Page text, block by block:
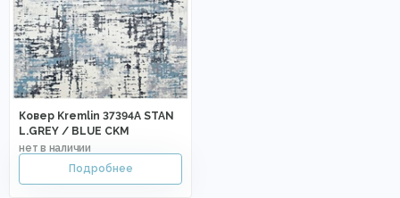
Ковер Kremlin 37394A STAN
L.GREY / BLUE CKM